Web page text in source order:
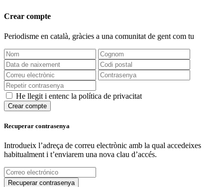
Crear compte
Periodisme en català, gràcies a una comunitat de gent com tu
He llegit i entenc la política de privacitat
Crear compte
Recuperar contrasenya
Introdueix l’adreça de correu electrònic amb la qual accedeixes
habitualment i t’enviarem una nova clau d’accés.
Recuperar contrasenya